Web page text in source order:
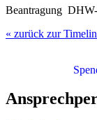
Beantragung
« zurück zur